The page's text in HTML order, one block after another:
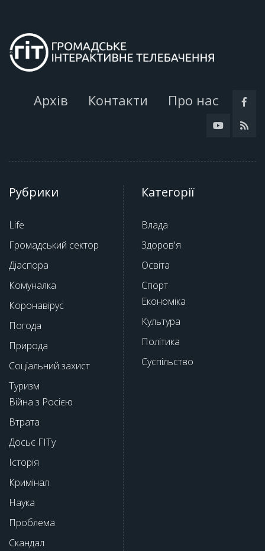
Архів Контакти Про нас
Рубрики
Life
Громадський сектор
Діаспора
Комуналка
Коронавірус
Погода
Природа
Соціальний захист
Туризм
Війна з Росією
Втрата
Досьє ГІТу
Історія
Кримінал
Наука
Проблема
Скандал
Категорії
Влада
Здоров'я
Освіта
Спорт
Економіка
Культура
Політика
Суспільство